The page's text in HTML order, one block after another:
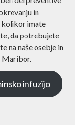
življenjski
zdravljenja, ki
delovanju
ste v dvomih
in
Maribor.